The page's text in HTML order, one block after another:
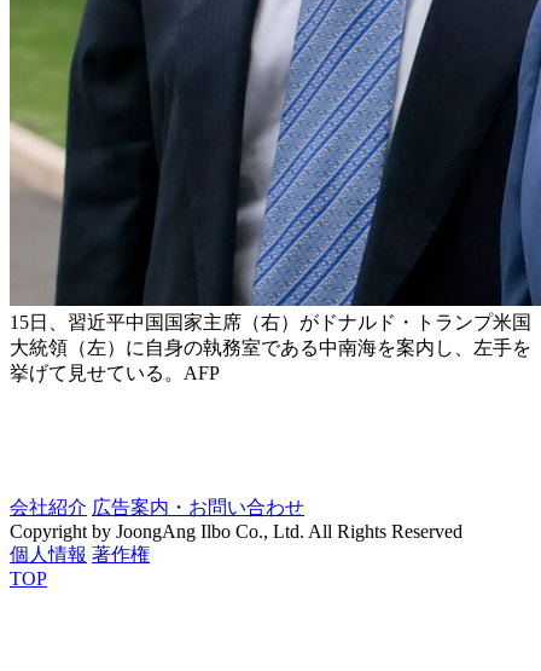
15日、習近平中国国家主席（右）がドナルド・トランプ米国
大統領（左）に自身の執務室である中南海を案内し、左手を
挙げて見せている。AFP
会社紹介 広告案内・お問い合わせ
Copyright by JoongAng Ilbo Co., Ltd. All Rights Reserved
個人情報 著作権
TOP